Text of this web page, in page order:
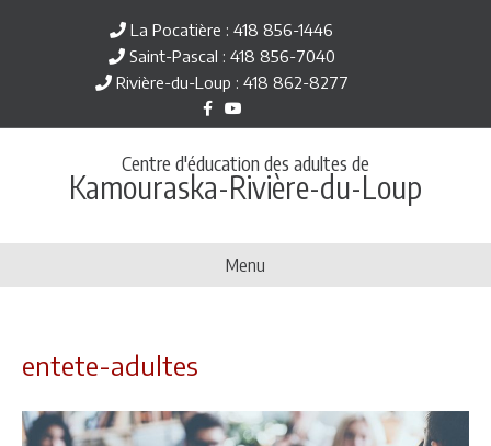
La Pocatière : 418 856-1446
Saint-Pascal : 418 856-7040
Rivière-du-Loup : 418 862-8277
c
b
o
o
Y
o
u
u
e
Centre d'éducation des adultes de
Kamouraska-Rivière-du-Loup
Menu
entete-adultes